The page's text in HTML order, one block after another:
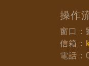
操作
窗口：
信箱：
電話：